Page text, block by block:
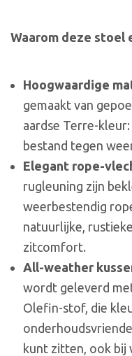
Waarom deze stoel
Hoogwaardige
gemaakt van
aardse Terre-
bestand tegen
Elegant rope-
rugleuning zijn
weerbestendig
natuurlijke,
zitcomfort.
All-weather
wordt geleverd
Olefin-stof, die
kunt zitten, ook bij